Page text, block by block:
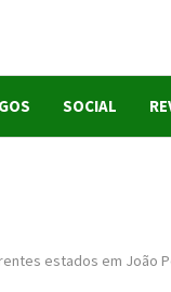
SOCIAL
estados em João